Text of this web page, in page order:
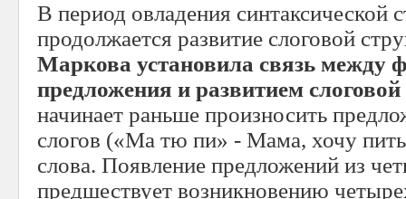
В период овладения синтаксической
продолжается развитие слоговой
Маркова установила связь между
предложения и развитием
начинает раньше произносить
слогов («Ма тю пи» - Мама, хочу
слова. Появление предложений из
предшествует возникновению